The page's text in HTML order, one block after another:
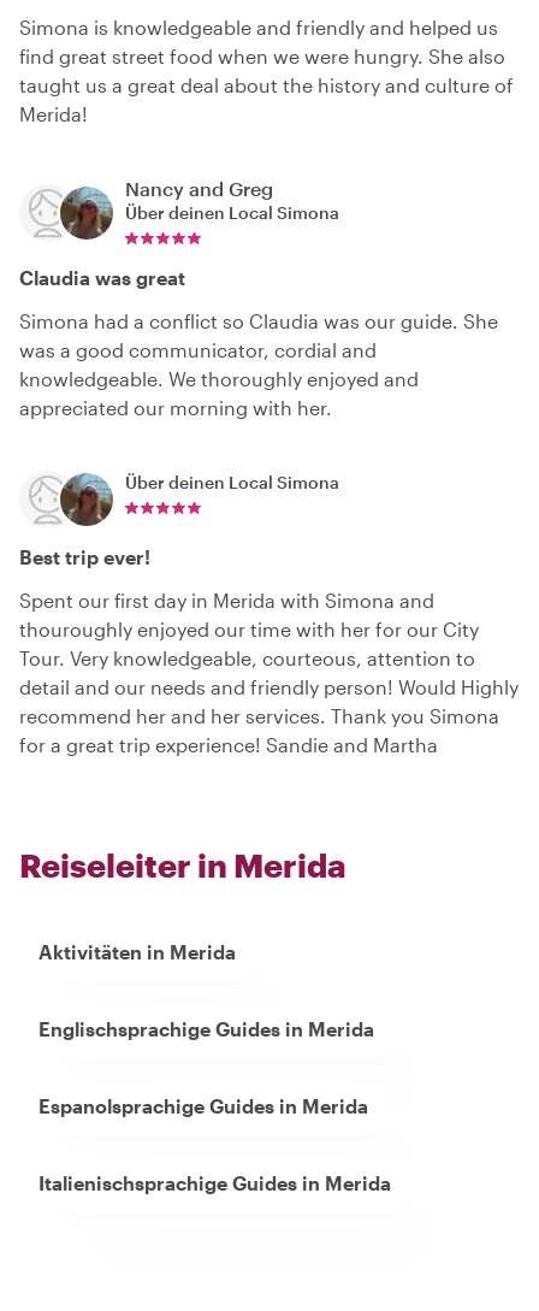
Simona is knowledgeable and friendly and helped us
find great street food when we were hungry. She also
taught us a great deal about the history and culture of
Merida!
Nancy and Greg
Über deinen Local Simona
Claudia was great
Simona had a conflict so Claudia was our guide. She
was a good communicator, cordial and
knowledgeable. We thoroughly enjoyed and
appreciated our morning with her.
Über deinen Local Simona
Best trip ever!
Spent our first day in Merida with Simona and
thouroughly enjoyed our time with her for our City
Tour. Very knowledgeable, courteous, attention to
detail and our needs and friendly person! Would Highly
recommend her and her services. Thank you Simona
for a great trip experience! Sandie and Martha
Reiseleiter in Merida
Aktivitäten in Merida
Englischsprachige Guides in Merida
Espanolsprachige Guides in Merida
Italienischsprachige Guides in Merida